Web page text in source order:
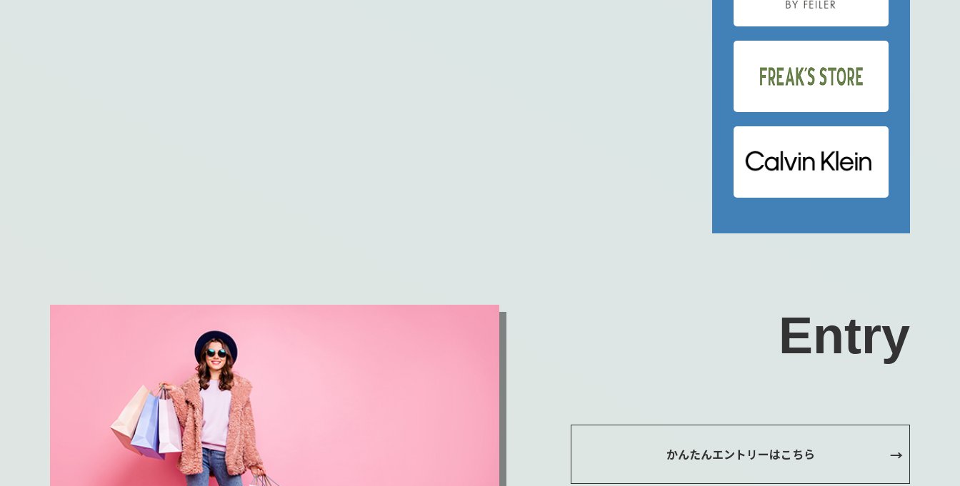
Entry
かんたんエントリーはこちら